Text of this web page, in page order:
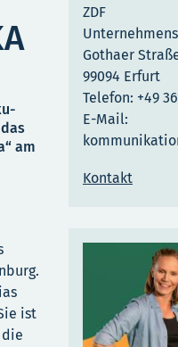
am
ist
ZDF
Gothaer
99094 Erfurt
Telefon: +49
E-Mail:
Kontakt